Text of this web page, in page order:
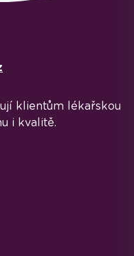
klientům lékařskou
i kvalitě.